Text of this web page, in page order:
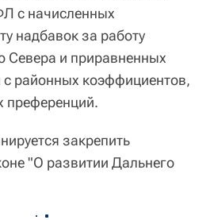
с начисленных
надбавок за работу
Севера и приравненных
с районных коэффициентов,
преференций.
закрепить
"О развитии Дальнего